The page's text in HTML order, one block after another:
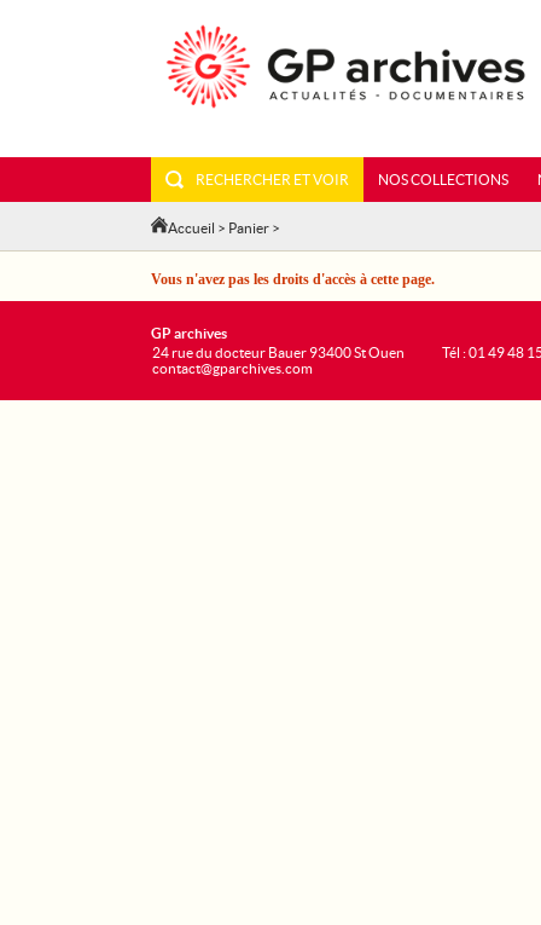
RECHERCHER ET VOIR NOS COLLECTIONS
Accueil > Panier >
Vous n'avez pas les droits d'accès à cette page.
GP archives
24 rue du docteur Bauer 93400 St Ouen
contact@gparchives.com
Tél : 01 49 48